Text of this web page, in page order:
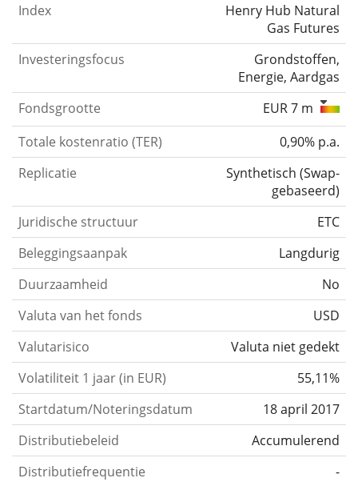
Index
Henry Hub Natural
Gas Futures
Investeringsfocus
Grondstoffen,
Energie, Aardgas
Fondsgrootte
EUR 7 m
Totale kostenratio (TER)
0,90% p.a.
Replicatie
Synthetisch (Swap-
gebaseerd)
Juridische structuur
ETC
Beleggingsaanpak
Langdurig
Duurzaamheid
No
Valuta van het fonds
USD
Valutarisico
Valuta niet gedekt
Volatiliteit 1 jaar (in EUR)
55,11%
Startdatum/Noteringsdatum
18 april 2017
Distributiebeleid
Accumulerend
Distributiefrequentie
-